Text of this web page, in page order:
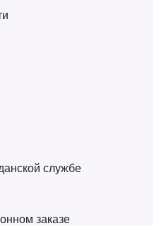
службе
заказе